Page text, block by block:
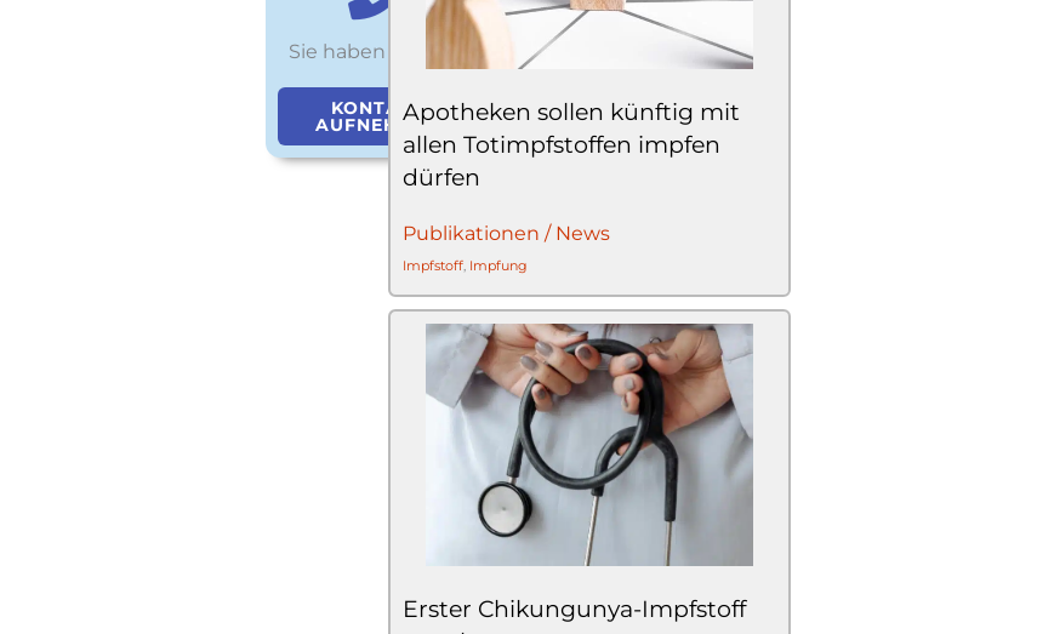
Sie haben Fragen?
KONTAKT
AUFNEHMENApotheken sollen künftig mit
allen Totimpfstoffen impfen
dürfen
Publikationen / News
Impfstoff, Impfung
Erster Chikungunya-Impfstoff